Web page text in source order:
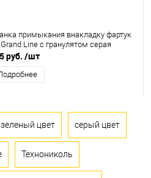
примыкания внакладку фартук
Line c гранулятом серая
руб. /шт
зеленый цвет серый цвет
Технониколь